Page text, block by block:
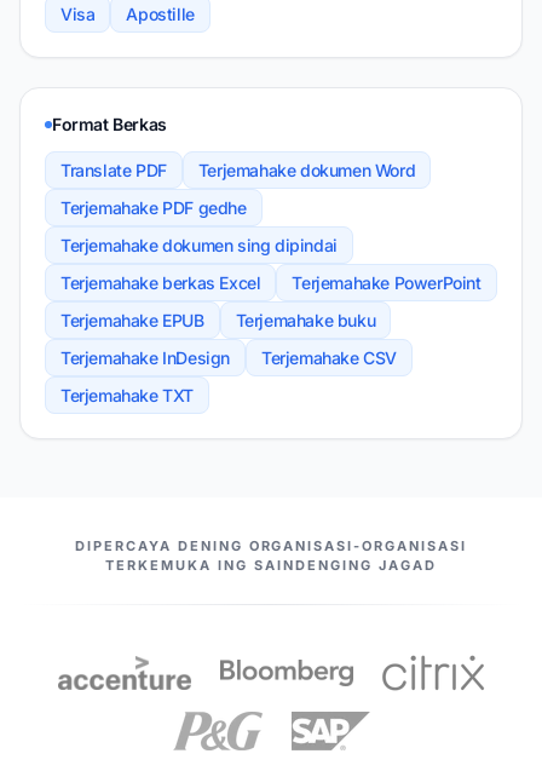
Visa
Apostille
Format Berkas
Translate PDF
Terjemahake dokumen Word
Terjemahake PDF gedhe
Terjemahake dokumen sing dipindai
Terjemahake berkas Excel
Terjemahake PowerPoint
Terjemahake EPUB
Terjemahake buku
Terjemahake InDesign
Terjemahake CSV
Terjemahake TXT
MITRA KITADIPERCAYA DENING ORGANISASI-ORGANISASI
TERKEMUKA ING SAINDENGING JAGAD